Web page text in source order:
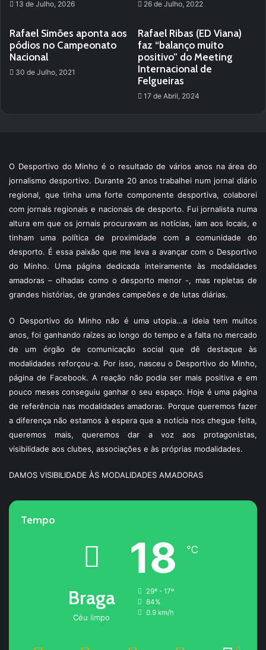
13 de Julho, 2026 26 de Julho, 2022
Rafael Simões aponta aos
pódios no Campeonato
Nacional
30 de Julho, 2021
Rafael Ribas (ED Viana)
faz “balanço muito
positivo” do Meeting
Internacional de
Felgueiras
17 de Abril, 2024
O Desportivo do Minho é o resultado de vários anos na área do
jornalismo desportivo. Durante 20 anos trabalhei num jornal diário
regional, que tinha uma forte componente desportiva, colaborei
com jornais regionais e nacionais de desporto. Fui jornalista numa
altura em que os jornais procuravam as notícias, iam aos locais, e
tinham uma política de proximidade com a comunidade do
desporto. É essa paixão que me leva a avançar com o Desportivo
do Minho. Uma página dedicada inteiramente às modalidades
amadoras – olhadas como o desporto menor -, mas repletas de
grandes histórias, de grandes campeões e de lutas diárias.
O Desportivo do Minho não é uma utopia…a ideia tem muitos
anos, foi ganhando raízes ao longo do tempo e a falta no mercado
de um órgão de comunicação social que dê destaque às
modalidades reforçou-a. Por isso, nasceu o Desportivo do Minho,
página de Facebook. A reação não podia ser mais positiva e em
pouco meses conseguiu ganhar o seu espaço. Hoje é uma página
de referência nas modalidades amadoras. Porque queremos fazer
a diferença não estamos à espera que a notícia nos chegue feita,
queremos mais, queremos dar a voz aos protagonistas,
visibilidade aos clubes, associações e às próprias modalidades.
DAMOS VISIBILIDADE ÀS MODALIDADES AMADORAS
Tempo
Braga
Céu limpo
18 ℃
29º - 17º
84%
0.9 km/h